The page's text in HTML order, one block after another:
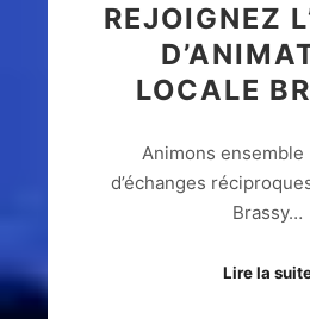
REJOIGNEZ
LOCALE
Animons ensemble
d’échanges
Brassy…
Lire la